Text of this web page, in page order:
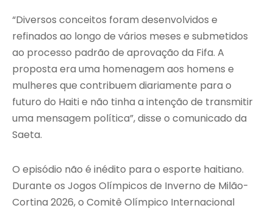
“Diversos conceitos foram desenvolvidos e
refinados ao longo de vários meses e submetidos
ao processo padrão de aprovação da Fifa. A
proposta era uma homenagem aos homens e
mulheres que contribuem diariamente para o
futuro do Haiti e não tinha a intenção de transmitir
uma mensagem política”, disse o comunicado da
Saeta.
O episódio não é inédito para o esporte haitiano.
Durante os Jogos Olímpicos de Inverno de Milão-
Cortina 2026, o Comitê Olímpico Internacional